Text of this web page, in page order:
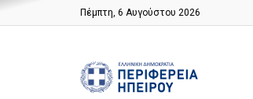
Πέμπτη, 6 Αυγούστου 2026